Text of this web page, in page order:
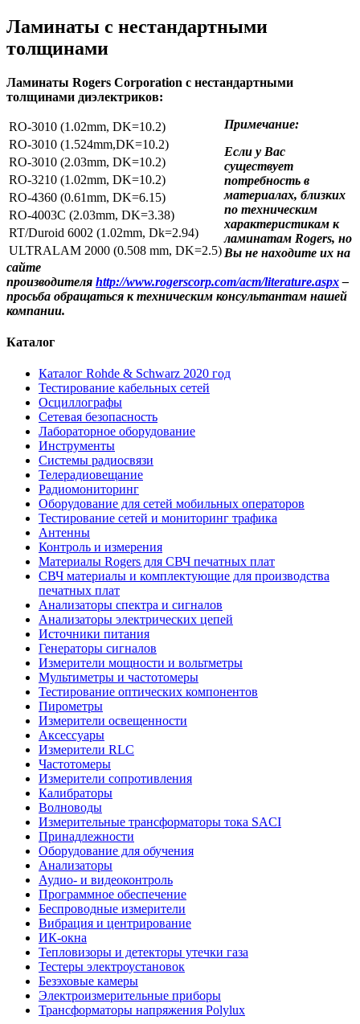
Ламинаты с нестандартными
толщинами
Ламинаты Rogers Corporation с нестандартными
толщинами диэлектриков:
RO-3010 (1.02mm, DK=10.2)
RO-3010 (1.524mm,DK=10.2)
RO-3010 (2.03mm, DK=10.2)
RO-3210 (1.02mm, DK=10.2)
RO-4360 (0.61mm, DK=6.15)
RO-4003C (2.03mm, DK=3.38)
RT/Duroid 6002 (1.02mm, Dk=2.94)
ULTRALAM 2000 (0.508 mm, DK=2.5)
Примечание:
Если у Вас
существует
потребность в
материалах, близких
по техническим
характеристикам к
ламинатам Rogers, но
Вы не находите их на
сайте
производителя http://www.rogerscorp.com/acm/literature.aspx–
просьба обращаться к техническим консультантам нашей
компании.
Каталог
Каталог Rohde & Schwarz 2020 год
Тестирование кабельных сетей
Осциллографы
Сетевая безопасность
Лабораторное оборудование
Инструменты
Системы радиосвязи
Телерадиовещание
Радиомониторинг
Оборудование для сетей мобильных операторов
Тестирование сетей и мониторинг трафика
Антенны
Контроль и измерения
Материалы Rogers для СВЧ печатных плат
СВЧ материалы и комплектующие для производства
печатных плат
Анализаторы спектра и сигналов
Анализаторы электрических цепей
Источники питания
Генераторы сигналов
Измерители мощности и вольтметры
Мультиметры и частотомеры
Тестирование оптических компонентов
Пирометры
Измерители освещенности
Аксессуары
Измерители RLC
Частотомеры
Измерители сопротивления
Калибраторы
Волноводы
Измерительные трансформаторы тока SACI
Принадлежности
Оборудование для обучения
Анализаторы
Аудио- и видеоконтроль
Программное обеспечение
Беспроводные измерители
Вибрация и центрирование
ИК-окна
Тепловизоры и детекторы утечки газа
Тестеры электроустановок
Безэховые камеры
Электроизмерительные приборы
Трансформаторы напряжения Polylux